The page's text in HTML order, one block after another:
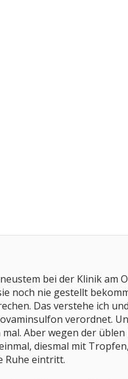
bei der Klinik am
noch nie gestellt
Das verstehe ich
verordnet.
Aber wegen der
diesmal mit
Ruhe eintritt.